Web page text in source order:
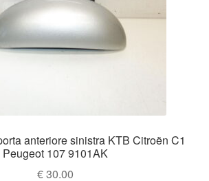
anteriore sinistra KTB Citroën C1
Peugeot 107 9101AK
€30.00